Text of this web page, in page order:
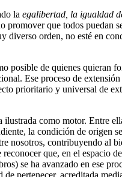
la egalibertad, la igualdad
que todos puedan
orden, no esté en
posible de quienes quieran
Ese proceso de
prioritario y universal de
como motor. Entre
la condición de origen
nosotros, contribuyendo al
que, en el espacio
se ha avanzado en ese